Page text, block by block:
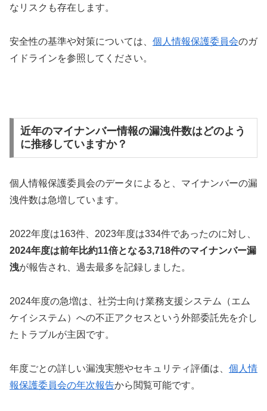
なリスクも存在します。
安全性の基準や対策については、 個人情報保護委員会のガ
イドラインを参照してください。
近年のマイナンバー情報の漏洩件数はどのよう
に推移していますか？
個人情報保護委員会のデータによると、マイナンバーの漏
洩件数は急増しています。
2022年度は163件、2023年度は334件であったのに対し、
2024年度は前年比約11倍となる3,718件のマイナンバー漏
洩が報告され、過去最多を記録しました。
2024年度の急増は、社労士向け業務支援システム（エム
ケイシステム）への不正アクセスという外部委託先を介し
たトラブルが主因です。
年度ごとの詳しい漏洩実態やセキュリティ評価は、 個人情
報保護委員会の年次報告から閲覧可能です。